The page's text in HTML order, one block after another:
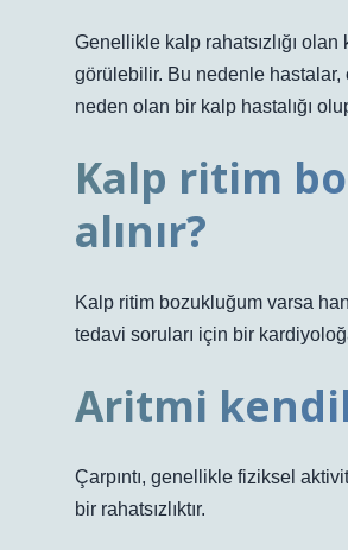
Genellikle kalp rahatsızlığı
görülebilir. Bu nedenle
neden olan bir kalp hastalığı
Kalp ritim
alınır?
Kalp ritim bozukluğum varsa
tedavi soruları için bir
Aritmi
Çarpıntı, genellikle fiziksel
bir rahatsızlıktır.